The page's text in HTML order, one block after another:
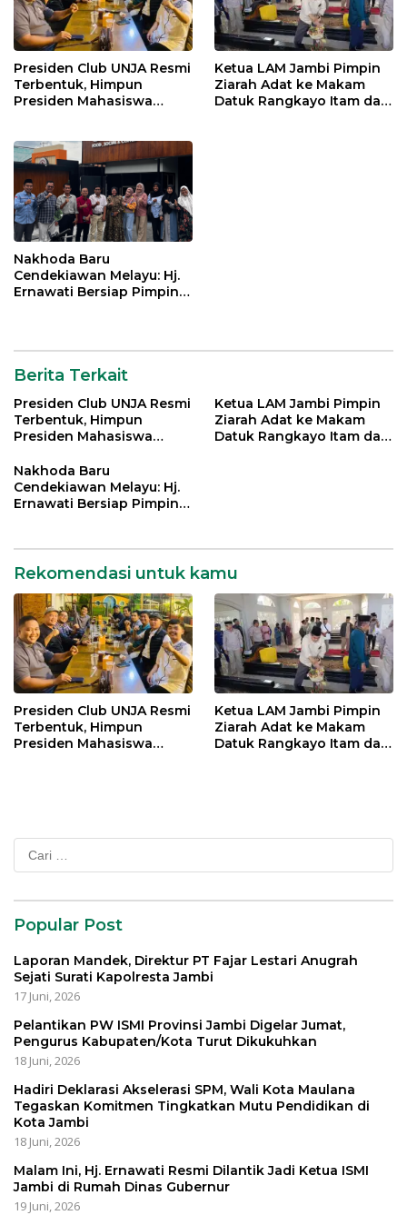
Presiden Club UNJA Resmi
Terbentuk, Himpun
Presiden Mahasiswa
dan Bangsa
Ketua LAM Jambi Pimpin
Ziarah Adat ke Makam
Datuk Rangkayo Itam dan
Nakhoda Baru
Cendekiawan Melayu: Hj.
Ernawati Bersiap Pimpin
Berita Terkait
Presiden Club UNJA Resmi
Terbentuk, Himpun
Presiden Mahasiswa
Mengabdi bagi Almamater
dan Bangsa
Ketua LAM Jambi Pimpin
Ziarah Adat ke Makam
Datuk Rangkayo Itam dan
Nakhoda Baru
Cendekiawan Melayu: Hj.
Ernawati Bersiap Pimpin
Rekomendasi untuk kamu
Presiden Club UNJA Resmi
Terbentuk, Himpun
Presiden Mahasiswa
Ketua LAM Jambi Pimpin
Ziarah Adat ke Makam
Datuk Rangkayo Itam dan
Cari
untuk:
Popular Post
Laporan Mandek, Direktur PT Fajar Lestari Anugrah
Sejati Surati Kapolresta Jambi
17 Juni, 2026
Pelantikan PW ISMI Provinsi Jambi Digelar Jumat,
Pengurus Kabupaten/Kota Turut Dikukuhkan
18 Juni, 2026
Hadiri Deklarasi Akselerasi SPM, Wali Kota Maulana
Tegaskan Komitmen Tingkatkan Mutu Pendidikan di
Kota Jambi
18 Juni, 2026
Malam Ini, Hj. Ernawati Resmi Dilantik Jadi Ketua ISMI
Jambi di Rumah Dinas Gubernur
19 Juni, 2026